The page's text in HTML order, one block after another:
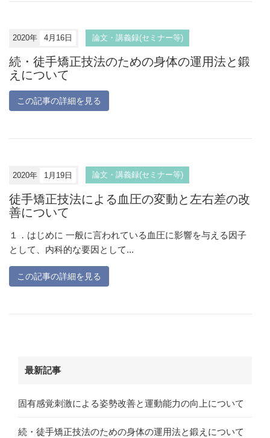
2020年 4月16日 論文・講義録(セミナー等)
続・徒手矯正技法のための身体の運用法と鍛
えについて
この記事の詳細を見る
2020年 1月19日 論文・講義録(セミナー等)
徒手矯正技法による血圧の変動と左右差の改
善について
１．はじめに 一般に言われている血圧に影響を与える因子
として、内科的な要因として...
この記事の詳細を見る
最新記事
固有感覚刺激による姿勢改善と運動能力の向上について
続・徒手矯正技法のための身体の運用法と鍛えについて